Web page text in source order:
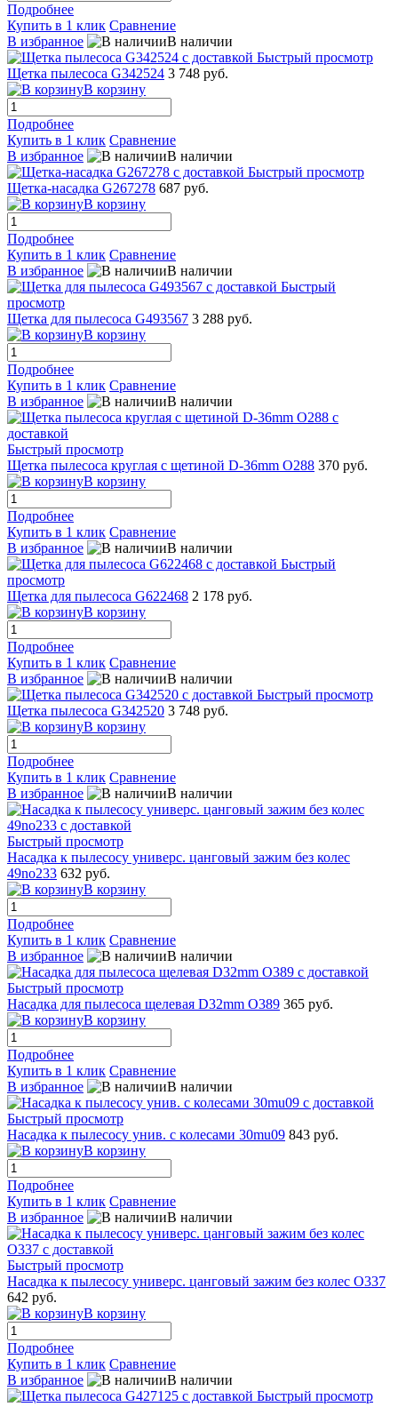
Подробнее
Купить в 1 клик Сравнение
В избранное
В наличии
Быстрый просмотр
Щетка пылесоса G342524 3 748 руб.
В корзину
Подробнее
Купить в 1 клик Сравнение
В избранное
В наличии
Быстрый просмотр
Щетка-насадка G267278 687 руб.
В корзину
Подробнее
Купить в 1 клик Сравнение
В избранное
В наличии
Быстрый
просмотр
Щетка для пылесоса G493567 3 288 руб.
В корзину
Подробнее
Купить в 1 клик Сравнение
В избранное
В наличии
Быстрый просмотр
Щетка пылесоса круглая с щетиной D-36mm O288 370 руб.
В корзину
Подробнее
Купить в 1 клик Сравнение
В избранное
В наличии
Быстрый
просмотр
Щетка для пылесоса G622468 2 178 руб.
В корзину
Подробнее
Купить в 1 клик Сравнение
В избранное
В наличии
Быстрый просмотр
Щетка пылесоса G342520 3 748 руб.
В корзину
Подробнее
Купить в 1 клик Сравнение
В избранное
В наличии
Быстрый просмотр
Насадка к пылесосу универс. цанговый зажим без колес
49no233 632 руб.
В корзину
Подробнее
Купить в 1 клик Сравнение
В избранное
В наличии
Быстрый просмотр
Насадка для пылесоса щелевая D32mm O389 365 руб.
В корзину
Подробнее
Купить в 1 клик Сравнение
В избранное
В наличии
Быстрый просмотр
Насадка к пылесосу унив. с колесами 30mu09 843 руб.
В корзину
Подробнее
Купить в 1 клик Сравнение
В избранное
В наличии
Быстрый просмотр
Насадка к пылесосу универс. цанговый зажим без колес O337
642 руб.
В корзину
Подробнее
Купить в 1 клик Сравнение
В избранное
В наличии
Быстрый просмотр